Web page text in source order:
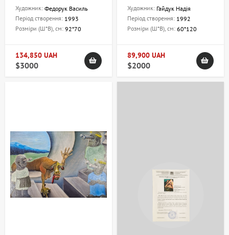
Художник: Федорук Василь
Період створення: 1993
Розміри (Ш*В), см: 92*70
134,850 UAH
$3000
Художник: Гайдук Надія
Період створення: 1992
Розміри (Ш*В), см: 60*120
89,900 UAH
$2000